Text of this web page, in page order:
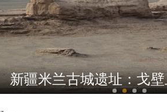
三轮车侧翻伤者意识模
新疆米兰古城遗址：戈